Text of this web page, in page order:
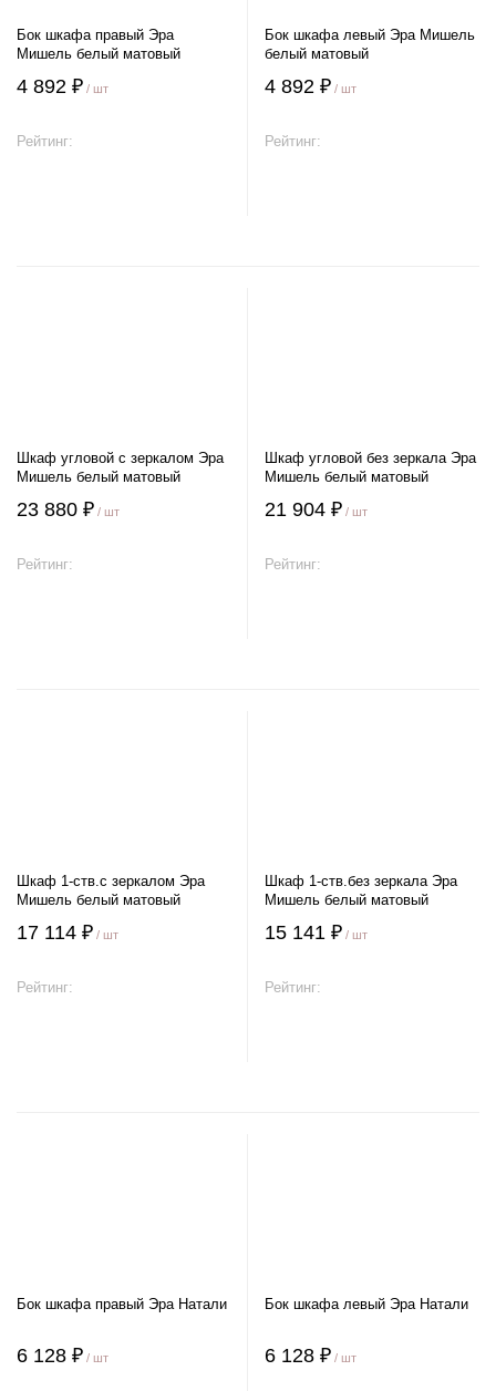
Бок шкафа правый Эра
Мишель белый матовый
4 892 ₽ / шт
Рейтинг:
Бок шкафа левый Эра Мишель
белый матовый
4 892 ₽ / шт
Рейтинг:
Шкаф угловой с зеркалом Эра
Мишель белый матовый
23 880 ₽ / шт
Рейтинг:
Шкаф угловой без зеркала Эра
Мишель белый матовый
21 904 ₽ / шт
Рейтинг:
Шкаф 1-ств.с зеркалом Эра
Мишель белый матовый
17 114 ₽ / шт
Рейтинг:
Шкаф 1-ств.без зеркала Эра
Мишель белый матовый
15 141 ₽ / шт
Рейтинг:
Бок шкафа правый Эра Натали
6 128 ₽ / шт
Бок шкафа левый Эра Натали
6 128 ₽ / шт